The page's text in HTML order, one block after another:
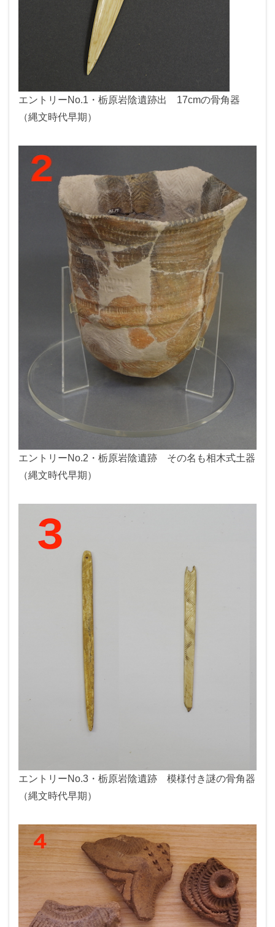
エントリーNo.1・栃原岩陰遺跡出 17cmの骨角器
（縄文時代早期）
エントリーNo.2・栃原岩陰遺跡 その名も相木式土器
（縄文時代早期）
エントリーNo.3・栃原岩陰遺跡 模様付き謎の骨角器
（縄文時代早期）